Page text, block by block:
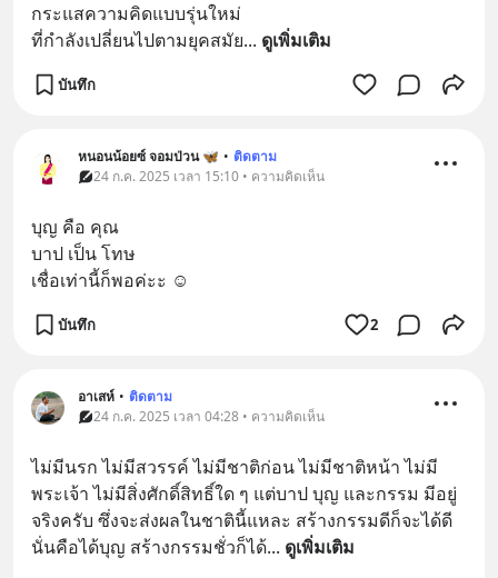
กระแสความคิดแบบรุ่นใหม่
ที่กำลังเปลี่ยนไปตามยุคสมัย... ดูเพิ่มเติม
บันทึก
หนอนน้อยซ์ จอมป่วน 🦋 • ติดตาม
24 ก.ค. 2025 เวลา 15:10 • ความคิดเห็น
บุญ คือ คุณ
บาป เป็น โทษ
เชื่อเท่านี้ก็พอค่ะะ ☺️
บันทึก 2
อาเสห์ • ติดตาม
24 ก.ค. 2025 เวลา 04:28 • ความคิดเห็น
ไม่มีนรก ไม่มีสวรรค์ ไม่มีชาติก่อน ไม่มีชาติหน้า ไม่มี
พระเจ้า ไม่มีสิ่งศักดิ์สิทธิ์ใด ๆ แต่บาป บุญ และกรรม มีอยู่
จริงครับ ซึ่งจะส่งผลในชาตินี้แหละ สร้างกรรมดีก็จะได้ดี
นั่นคือได้บุญ สร้างกรรมชั่วก็ได้... ดูเพิ่มเติม